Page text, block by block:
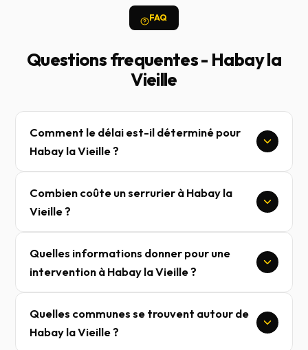
FAQ
Questions frequentes - Habay la
Vieille
Comment le délai est-il déterminé pour
Habay la Vieille ?
Combien coûte un serrurier à Habay la
Vieille ?
Quelles informations donner pour une
intervention à Habay la Vieille ?
Quelles communes se trouvent autour de
Habay la Vieille ?